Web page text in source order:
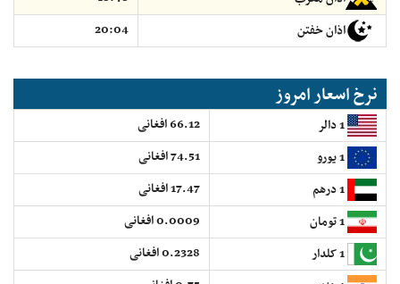
اذان خفتن
20:04
نرخ اسعار امروز
66.12 افغانی
74.51 افغانی
17.47 افغانی
0.0009 افغانی
0.2328 افغانی